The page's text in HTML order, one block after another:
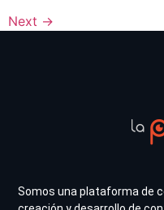
Next →
Somos una plataforma de